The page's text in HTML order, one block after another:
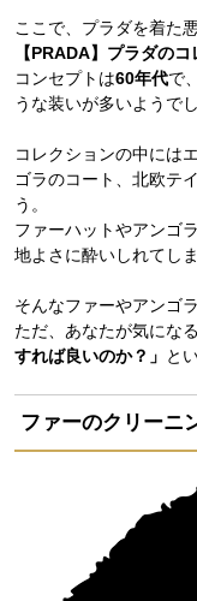
ここで、プラダを着た
【PRADA】プラダの
コンセプトは60年代で
うな装いが多いようでし
コレクションの中には
ゴラのコート、北欧テ
う。
ファーハットやアンゴ
地よさに酔いしれてし
そんなファーやアンゴ
ただ、あなたが気にな
すれば良いのか？」 と
ファーのクリーニ